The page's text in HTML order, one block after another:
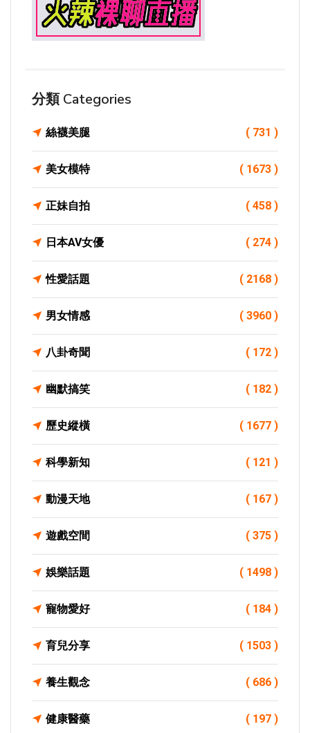
分類 Categories
絲襪美腿 ( 731 )
美女模特 ( 1673 )
正妹自拍 ( 458 )
日本AV女優 ( 274 )
性愛話題 ( 2168 )
男女情感 ( 3960 )
八卦奇聞 ( 172 )
幽默搞笑 ( 182 )
歷史縱橫 ( 1677 )
科學新知 ( 121 )
動漫天地 ( 167 )
遊戲空間 ( 375 )
娛樂話題 ( 1498 )
寵物愛好 ( 184 )
育兒分享 ( 1503 )
養生觀念 ( 686 )
健康醫藥 ( 197 )